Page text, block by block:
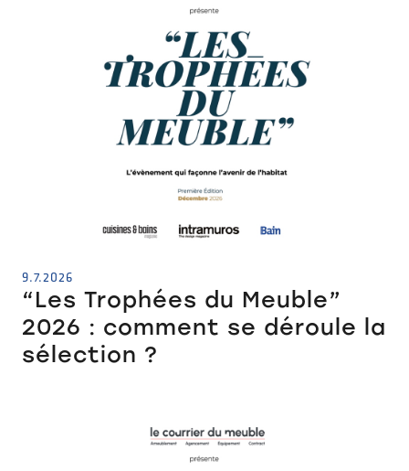
9.7.2026
“Les Trophées du Meuble”
2026 : comment se déroule la
sélection ?